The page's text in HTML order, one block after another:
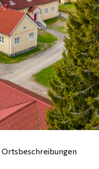
Ortsbeschreibungen